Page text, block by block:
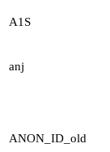
A1S
anj
ANON_ID_old